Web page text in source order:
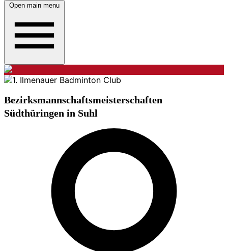
Open main menu
Bezirksmannschaftsmeisterschaften
Südthüringen in Suhl